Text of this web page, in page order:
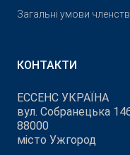
Загальні умови
КОНТАКТИ
ЕССЕНС УКРАЇНА
вул. Собранецька
88000
місто Ужгород